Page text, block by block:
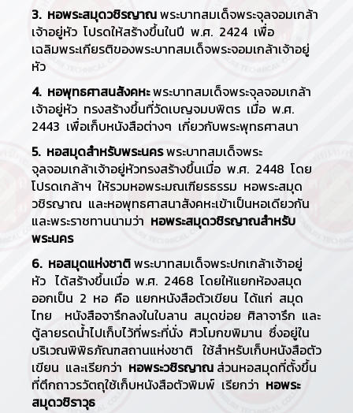
3. หอพระสมุดวชิรญาณพระบาทสมเด็จพระจุลจอมเกล้า
เจ้าอยู่หัว โปรดให้สร้างขึ้นในปี พ.ศ. 2424 เพื่อ
เฉลิมพระเกียรติของพระบาทสมเด็จพระจอมเกล้าเจ้าอยู่
หัว
4. หอพุทธศาสนสังคหะพระบาทสมเด็จพระจุลจอมเกล้า
เจ้าอยู่หัว ทรงสร้างขึ้นที่วัดเบญจมบพิตร เมื่อ พ.ศ.
2443 เพื่อเก็บหนังสือต่างๆ เกี่ยวกับพระพุทธศาสนา
5. หอสมุดสำหรับพระนครพระบาทสมเด็จพระ
จุลจอมเกล้าเจ้าอยู่หัวทรงสร้างขึ้นเมื่อ พ.ศ. 2448 โดย
โปรดเกล้าฯ ให้รวมหอพระมณเฑียรธรรม หอพระสมุด
วชิรญาณ และหอพุทธศาสนาสังคหะเข้าเป็นหอเดียวกัน
และพระราชทานนามว่า หอพระสมุดวชิรญาณสำหรับ
พระนคร
6. หอสมุดแห่งชาติพระบาทสมเด็จพระปกเกล้าเจ้าอยู่
หัว ได้สร้างขึ้นเมื่อ พ.ศ. 2468 โดยให้แยกห้องสมุด
ออกเป็น 2 หอ คือ แยกหนังสือตัวเขียน ได้แก่ สมุด
ไทย หนังสือจารึกลงในใบลาน สมุดข่อย ศิลาจารึก และ
ตู้ลายรดน้ำไปเก็บไว้ที่พระที่นั่ง ศิวโมกขพิมาน ซึ่งอยู่ใน
บริเวณพิพิธภัณฑสถานแห่งชาติ ใช้สำหรับเก็บหนังสือตัว
เขียน และเรียกว่า หอพระวชิรญาณ ส่วนหอสมุดที่ตั้งขึ้น
ที่ตึกถาวรวัตถุใช้เก็บหนังสือตัวพิมพ์ เรียกว่า หอพระ
สมุดวชิราวุธ